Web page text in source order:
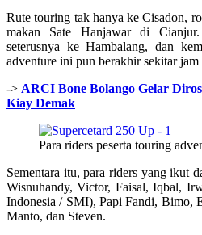
Rute touring tak hanya ke Cisadon,
makan Sate Hanjawar di
seterusnya ke Hambalang, dan
adventure ini pun berakhir sekitar jam
-> ARCI Bone Bolango Gelar
Kiay Demak
Para riders peserta touring
Sementara itu, para riders yang ikut
Wisnuhandy, Victor, Faisal, Iqbal,
Indonesia / SMI), Papi Fandi, Bimo,
Manto, dan Steven.